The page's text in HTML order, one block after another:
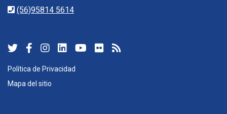
(56)95814 5614
Política de Privacidad
Mapa del sitio